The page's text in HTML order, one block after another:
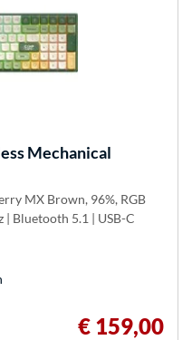
Mechanical
MX Brown, 96%, RGB
| Bluetooth 5.1 | USB-C
€ 159,00